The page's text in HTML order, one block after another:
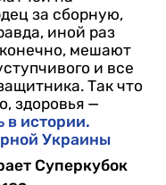
за сборную,
иной раз
мешают
и все
Так что
здоровья —
в истории.
Украины
Суперкубок